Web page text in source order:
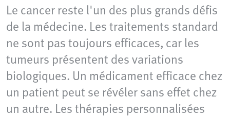
Le cancer reste l'un des plus grands défis
de la médecine. Les traitements standard
ne sont pas toujours efficaces, car les
tumeurs présentent des variations
biologiques. Un médicament efficace chez
un patient peut se révéler sans effet chez
un autre. Les thérapies personnalisées